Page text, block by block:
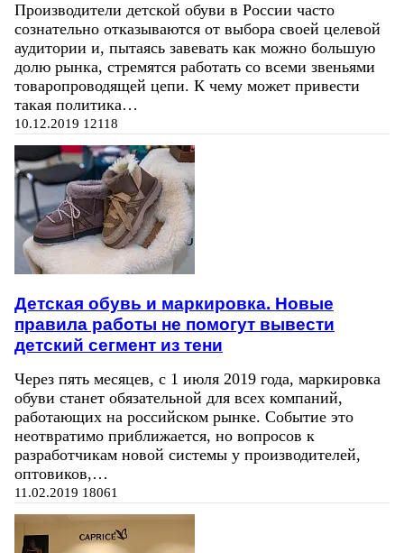
Производители детской обуви в России часто
сознательно отказываются от выбора своей целевой
аудитории и, пытаясь завевать как можно большую
долю рынка, стремятся работать со всеми звеньями
товаропроводящей цепи. К чему может привести
такая политика…
10.12.2019 12118
Детская обувь и маркировка. Новые
правила работы не помогут вывести
детский сегмент из тени
Через пять месяцев, с 1 июля 2019 года, маркировка
обуви станет обязательной для всех компаний,
работающих на российском рынке. Событие это
неотвратимо приближается, но вопросов к
разработчикам новой системы у производителей,
оптовиков,…
11.02.2019 18061